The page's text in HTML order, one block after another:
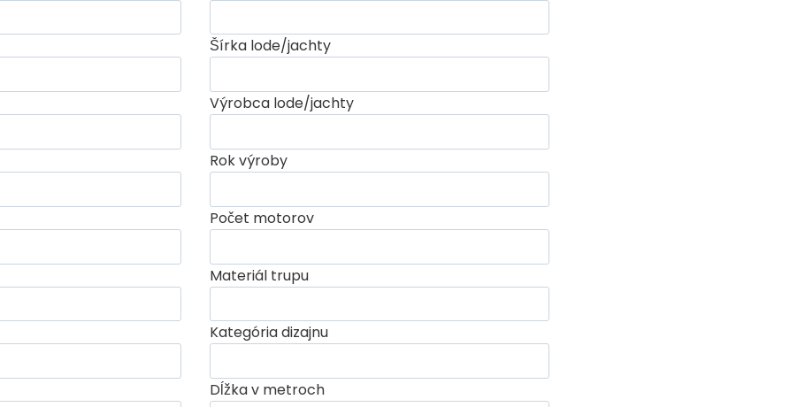
Šírka lode/jachty
Výrobca lode/jachty
Rok výroby
Počet motorov
Materiál trupu
Kategória dizajnu
Dĺžka v metroch